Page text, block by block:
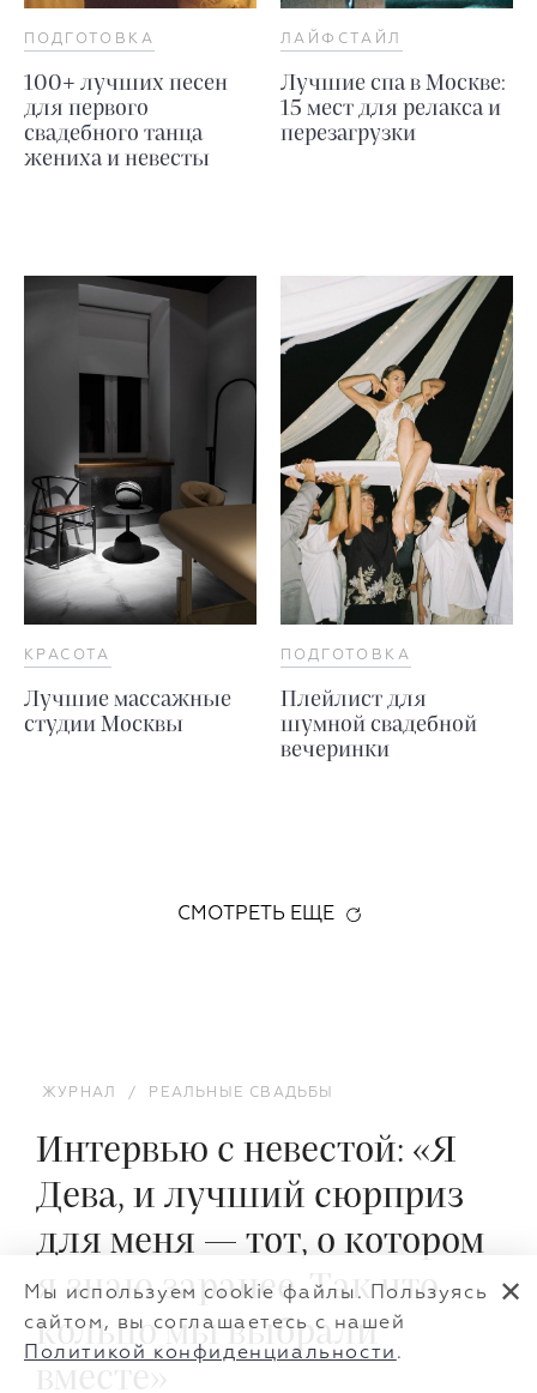
ПОДГОТОВКА
100+ лучших песен
для первого
свадебного танца
жениха и невесты
ЛАЙФСТАЙЛ
Лучшие спа в Москве:
15 мест для релакса и
перезагрузки
КРАСОТА
Лучшие массажные
студии Москвы
ПОДГОТОВКА
Плейлист для
шумной свадебной
вечеринки
СМОТРЕТЬ ЕЩЕ
ЖУРНАЛ / РЕАЛЬНЫЕ СВАДЬБЫ
Интервью с невестой: «Я
Дева, и лучший сюрприз
для меня — тот, о котором
я знаю заранее. Так что
кольцо мы выбрали
Мы используем cookie файлы. Пользуясь
сайтом, вы соглашаетесь с нашей
Политикой конфиденциальности .
✕